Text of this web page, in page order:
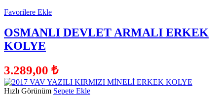
Favorilere Ekle
OSMANLI DEVLET ARMALI ERKEK
KOLYE
3.289,00 ₺
Hızlı Görünüm Sepete Ekle